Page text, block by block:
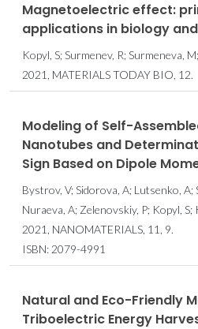
Magnetoelectric effect:
applications in biology
Kopyl, S; Surmenev, R; Surmeneva,
2021, MATERIALS TODAY BIO, 12.
Modeling of Self-
Nanotubes and
Sign Based on Dipole
Bystrov, V; Sidorova, A; Lutsenko, A;
Nuraeva, A; Zelenovskiy, P; Kopyl, S;
2021, NANOMATERIALS, 11, 9.
ISBN: 2079-4991
Natural and Eco-Friendly
Triboelectric Energy